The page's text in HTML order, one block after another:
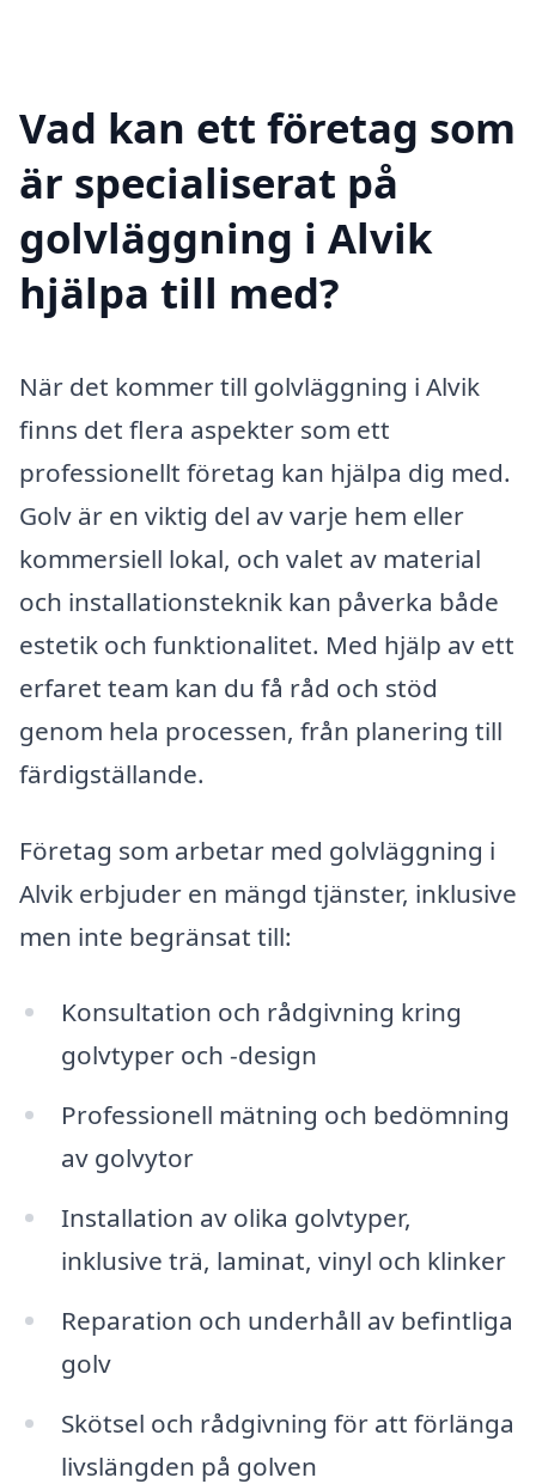
Vad kan ett företag som
är specialiserat på
golvläggning i Alvik
hjälpa till med?
När det kommer till golvläggning i Alvik
finns det flera aspekter som ett
professionellt företag kan hjälpa dig med.
Golv är en viktig del av varje hem eller
kommersiell lokal, och valet av material
och installationsteknik kan påverka både
estetik och funktionalitet. Med hjälp av ett
erfaret team kan du få råd och stöd
genom hela processen, från planering till
färdigställande.
Företag som arbetar med golvläggning i
Alvik erbjuder en mängd tjänster, inklusive
men inte begränsat till:
Konsultation och rådgivning kring
golvtyper och -design
Professionell mätning och bedömning
av golvytor
Installation av olika golvtyper,
inklusive trä, laminat, vinyl och klinker
Reparation och underhåll av befintliga
golv
Skötsel och rådgivning för att förlänga
livslängden på golven